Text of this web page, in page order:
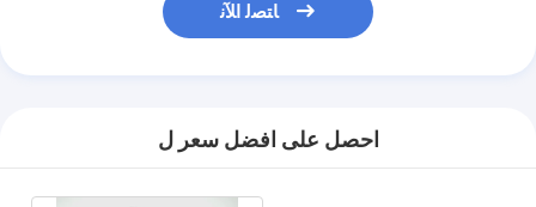
ﺎﺘﺼﻟ ﺍﻶﻧ
احصل على افضل سعر ل